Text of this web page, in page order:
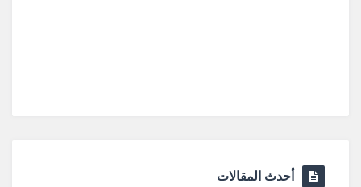
أحدث المقالات